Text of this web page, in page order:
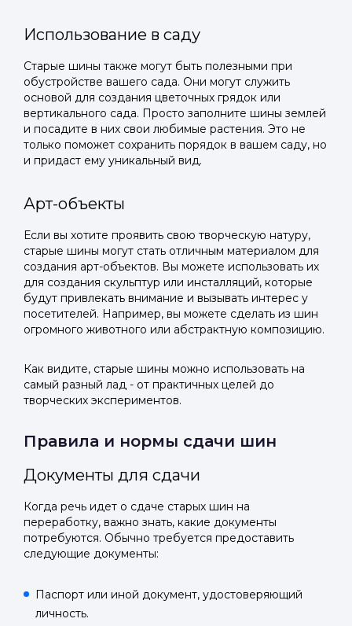
Использование в саду
Старые шины также могут быть полезными при
обустройстве вашего сада. Они могут служить
основой для создания цветочных грядок или
вертикального сада. Просто заполните шины землей
и посадите в них свои любимые растения. Это не
только поможет сохранить порядок в вашем саду, но
и придаст ему уникальный вид.
Арт-объекты
Если вы хотите проявить свою творческую натуру,
старые шины могут стать отличным материалом для
создания арт-объектов. Вы можете использовать их
для создания скульптур или инсталляций, которые
будут привлекать внимание и вызывать интерес у
посетителей. Например, вы можете сделать из шин
огромного животного или абстрактную композицию.
Как видите, старые шины можно использовать на
самый разный лад - от практичных целей до
творческих экспериментов.
Правила и нормы сдачи шин
Документы для сдачи
Когда речь идет о сдаче старых шин на
переработку, важно знать, какие документы
потребуются. Обычно требуется предоставить
следующие документы:
Паспорт или иной документ, удостоверяющий
личность.